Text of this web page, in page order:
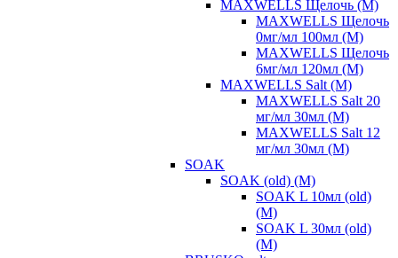
MAXWELLS Щелочь (М)
MAXWELLS Щелочь
0мг/мл 100мл (М)
MAXWELLS Щелочь
6мг/мл 120мл (М)
MAXWELLS Salt (М)
MAXWELLS Salt 20
мг/мл 30мл (М)
MAXWELLS Salt 12
мг/мл 30мл (М)
SOAK
SOAK (old) (М)
SOAK L 10мл (old)
(М)
SOAK L 30мл (old)
(М)